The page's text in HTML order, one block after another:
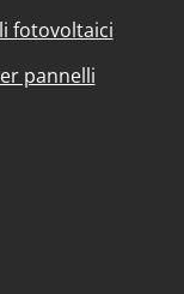
fotovoltaici
pannelli